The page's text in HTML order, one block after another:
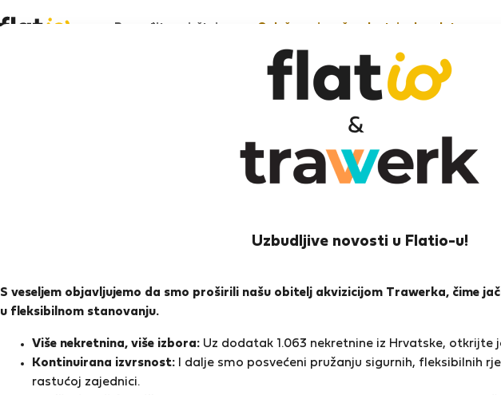
Uzbudljive novosti u Flatio-u!
S veseljem objavljujemo da smo proširili našu obitelj akvizicijom Trawerka, čime
u fleksibilnom stanovanju.
Više nekretnina, više izbora: Uz dodatak 1.063 nekretnine iz Hrvatske,
Kontinuirana izvrsnost: I dalje smo posvećeni pružanju sigurnih, fleksibilnih
rastućoj zajednici.
Pronađite smještaj Oglašavanje vaše nekretnine besplatno
Renata P.
Ocjena i reference
Zadnji put online